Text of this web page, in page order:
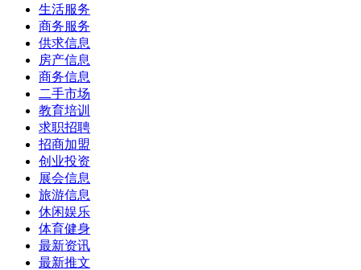
生活服务
商务服务
供求信息
房产信息
商务信息
二手市场
教育培训
求职招聘
招商加盟
创业投资
展会信息
旅游信息
休闲娱乐
体育健身
最新资讯
最新推文